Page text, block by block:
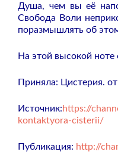
Душа, чем вы её
Свобода Воли
поразмышлять об
На этой высокой
Приняла: Цистерия.
Источник:https://
kontaktyora-cisterii/
Публикация: http://